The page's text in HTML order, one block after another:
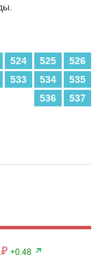
524 525
526
533 534
535
536
537
+0.48